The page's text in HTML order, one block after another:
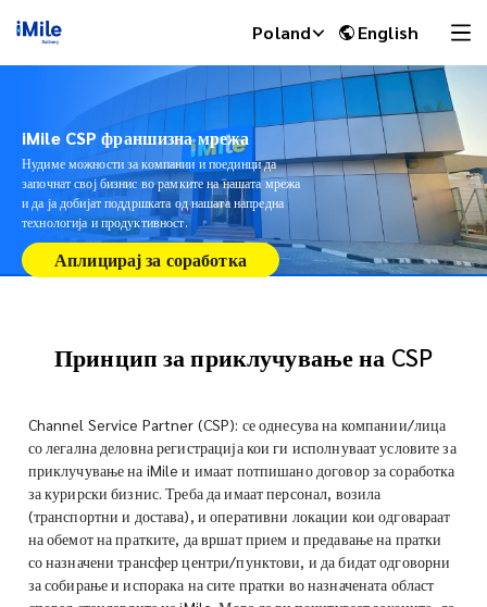
Poland English
iMile CSP франшизна мрежа
Нудиме можности за компании и поединци да
започнат свој бизнис во рамките на нашата мрежа
и да ја добијат поддршката од нашата напредна
технологија и продуктивност.
Аплицирај за соработка
Принцип за приклучување на CSP
Channel Service Partner (CSP): се однесува на компании/лица
со легална деловна регистрација кои ги исполнуваат условите за
приклучување на iMile и имаат потпишано договор за соработка
за курирски бизнис. Треба да имаат персонал, возила
(транспортни и достава), и оперативни локации кои одговараат
на обемот на пратките, да вршат прием и предавање на пратки
со назначени трансфер центри/пунктови, и да бидат одговорни
за собирање и испорака на сите пратки во назначената област
iMile Chat